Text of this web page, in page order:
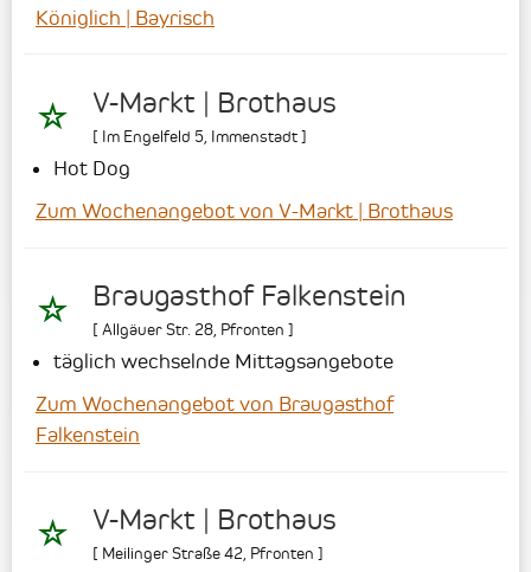
Königlich | Bayrisch
V-Markt | Brothaus
[ Im Engelfeld 5 Immenstadt]
Hot Dog
Zum Wochenangebot von V-Markt | Brothaus
Braugasthof Falkenstein
[ Allgäuer Str. 28 Pfronten ]
täglich wechselnde Mittagsangebote
Zum Wochenangebot von Braugasthof
Falkenstein
V-Markt | Brothaus
[ Meilinger Straße 42, Pfronten ]